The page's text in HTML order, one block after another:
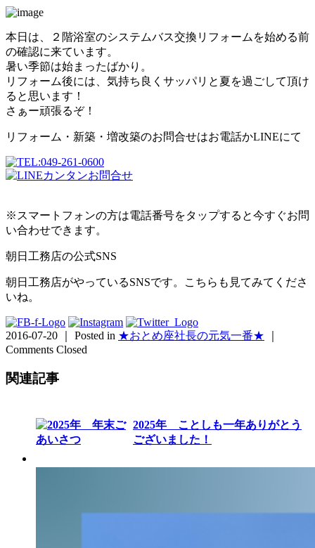
本日は、２階浴室のシステムバス交換リフォームを始める前
の確認に来ています。
暑い季節は始まったばかり。
リフォーム後には、気持ち良くサッパリと夏を過ごして頂け
ると思います！
さぁー頑張るぞ！
リフォーム・新築・増改築のお問合せはお電話かLINEにて
※スマートフォンの方は電話番号をタップすると今すぐお問
い合わせできます。
朝日工務店の公式SNS
朝日工務店がやっているSNSです。こちらも見てみてくださ
いね。
2016-07-20 ｜ Posted in ★おとめ座社長の元気一番★
Comments Closed
関連記事
2025年 ことしも一年ありがとう
ございました！